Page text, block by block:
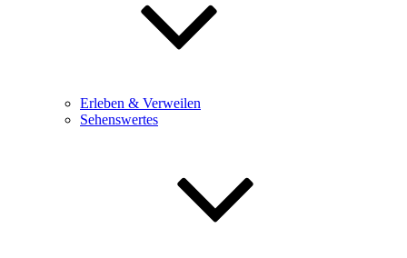
Erleben & Verweilen
Sehenswertes